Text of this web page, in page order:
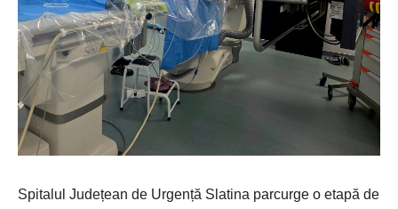
Spitalul Județean de Urgență Slatina parcurge o etapă de